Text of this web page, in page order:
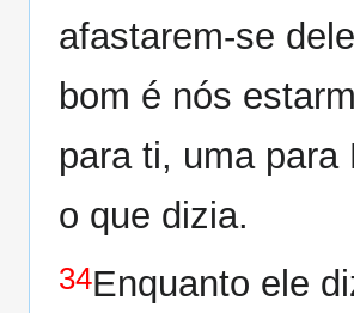
afastarem-se
bom é nós
para ti, uma
o que dizia.
34Enquanto ele